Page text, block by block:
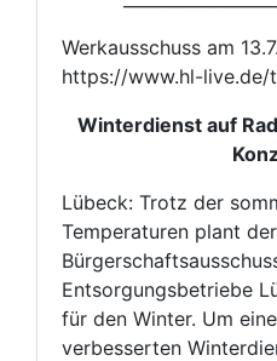
Werkausschuss am
https://www.hl-live.de/
Winterdienst auf
Lübeck: Trotz der
Temperaturen plant der
Entsorgungsbetriebe
für den Winter. Um
verbesserten